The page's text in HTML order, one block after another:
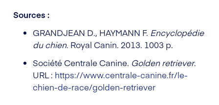
Sources :
GRANDJEAN D., HAYMANN F. Encyclopédie
du chien. Royal Canin. 2013. 1003 p.
Société Centrale Canine. Golden retriever.
URL : https://www.centrale-canine.fr/le-
chien-de-race/golden-retriever